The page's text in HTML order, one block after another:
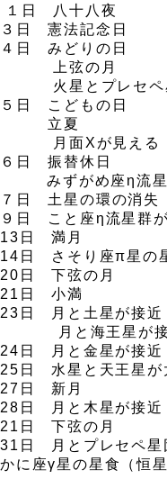
１日 八十八夜
３日 憲法記念日
４日 みどりの日
上弦の月
火星とプレセペ
５日 こどもの日
立夏
月面Xが見える（
６日 振替休日
みずがめ座 η流
７日 土星の環の消失
９日 こと座 η流星群
13日 満月
14日 さそり座π星の
20日 下弦の月
21日 小満
23日 月と土星が接近
月と海王星が接
24日 月と金星が接近
25日 水星と天王星が
27日 新月
28日 月と木星が接近
21日 下弦の月
31日 月とプレセペ星
かに座γ星の星食（恒